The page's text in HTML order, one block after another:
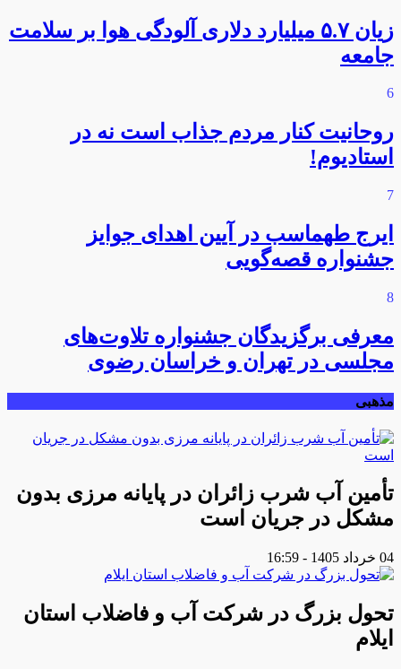
زیان ۵.۷ میلیارد دلاری آلودگی هوا بر سلامت
جامعه
6
روحانیت کنار مردم جذاب است نه در
استادیوم!
7
ایرج طهماسب در آیین اهدای جوایز
جشنواره قصه‌گویی
8
معرفی برگزیدگان جشنواره تلاوت‌های
مجلسی در تهران و خراسان رضوی
مذهبی
تأمین آب شرب زائران در پایانه مرزی بدون
مشکل در جریان است
04 خرداد 1405 - 16:59
تحول بزرگ در شرکت آب و فاضلاب استان
ایلام